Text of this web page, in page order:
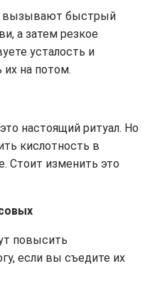
вызывают быстрый
а затем резкое
усталость и
на потом.
настоящий ритуал. Но
кислотность в
Стоит изменить это
повысить
если вы съедите их